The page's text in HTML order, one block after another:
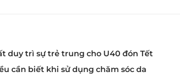
duy trì sự trẻ trung cho U40 đón Tết
cần biết khi sử dụng chăm sóc da